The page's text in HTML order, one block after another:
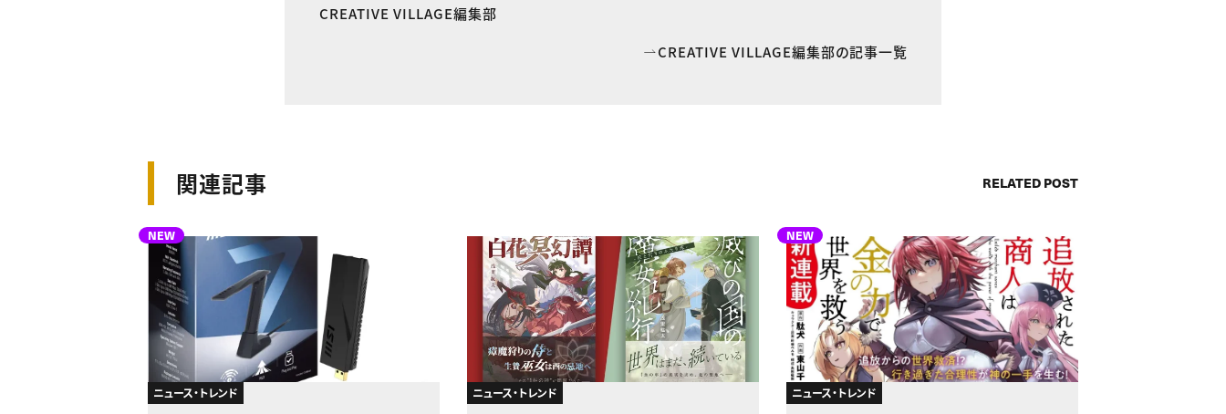
CREATIVE VILLAGE編集部
CREATIVE VILLAGE編集部の記事一覧
関連記事 RELATED POST
NEW
ニュース・トレンド ニュース・トレンド
NEW
ニュース・トレンド